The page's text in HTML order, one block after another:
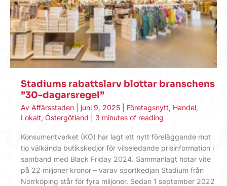
Stadiums rabattslarv blottar branschens
”30-dagars­regel”
Av Affärsstaden juni 9, 2025 Företagsnytt, Handel,
Lokalt, Östergötland 3 minutes of reading
Konsumentverket (KO) har lagt ett nytt föreläggande mot
tio välkända butikskedjor för vilseledande prisinformation i
samband med Black Friday 2024. Sammanlagt hotar vite
på 22 miljoner kronor – varav sportkedjan Stadium från
Norrköping står för fyra miljoner. Sedan 1 september 2022